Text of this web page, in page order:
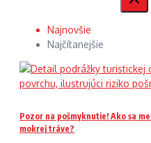
Najnovšie
Najčítanejšie
Pozor na pošmyknutie! Ako sa
mokrej tráve?